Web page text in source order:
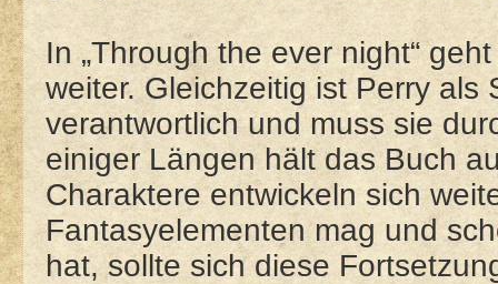
In „Through the ever night“
weiter. Gleichzeitig ist Perry als
verantwortlich und muss sie
einiger Längen hält das Buch
Charaktere entwickeln sich
Fantasyelementen mag und
hat, sollte sich diese